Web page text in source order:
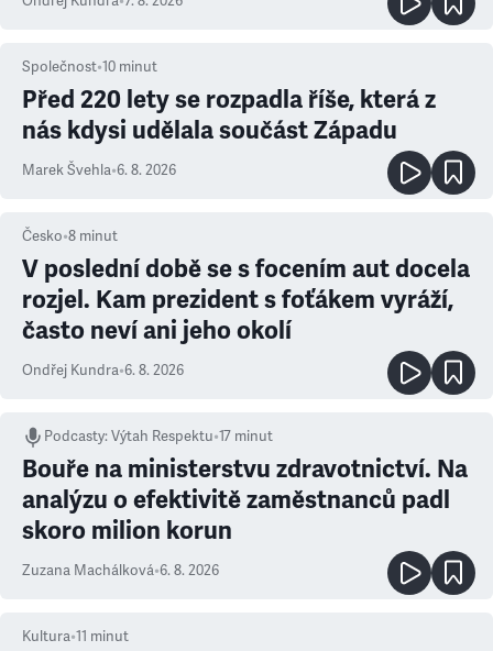
Společnost•10 minut
Před 220 lety se rozpadla říše, která z
nás kdysi udělala součást Západu
Marek Švehla•6. 8. 2026
Česko•8 minut
V poslední době se s focením aut docela
rozjel. Kam prezident s foťákem vyráží,
často neví ani jeho okolí
Ondřej Kundra•6. 8. 2026
Podcasty:Výtah Respektu•17 minut
Bouře na ministerstvu zdravotnictví. Na
analýzu o efektivitě zaměstnanců padl
skoro milion korun
Zuzana Machálková•6. 8. 2026
Kultura•11 minut